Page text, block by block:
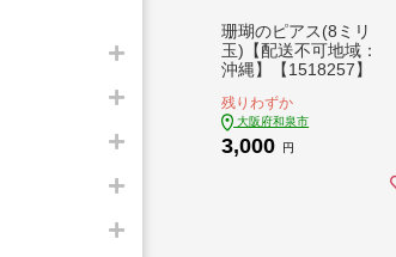
珊瑚のピアス(8ミリ
玉)【配送不可地域：
沖縄】【1518257】
残りわずか
大阪府和泉市
3,000 円